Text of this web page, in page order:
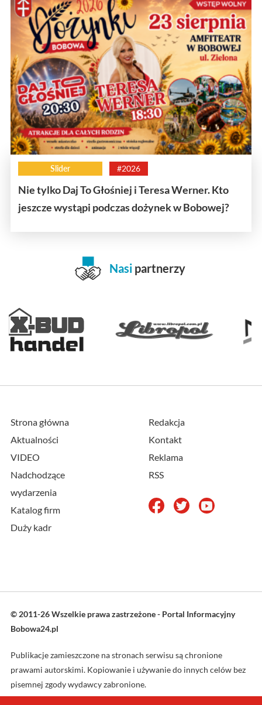
Slider #2026
Nie tylko Daj To Głośniej i Teresa Werner. Kto
jeszcze wystąpi podczas dożynek w Bobowej?
Nasi partnerzy
Strona główna
Aktualności
VIDEO
Nadchodzące
wydarzenia
Katalog firm
Duży kadr
Redakcja
Kontakt
Reklama
RSS
© 2011-26 Wszelkie prawa zastrzeżone - Portal Informacyjny
Bobowa24.pl
Publikacje zamieszczone na stronach serwisu są chronione
prawami autorskimi. Kopiowanie i używanie do innych celów bez
pisemnej zgody wydawcy zabronione.